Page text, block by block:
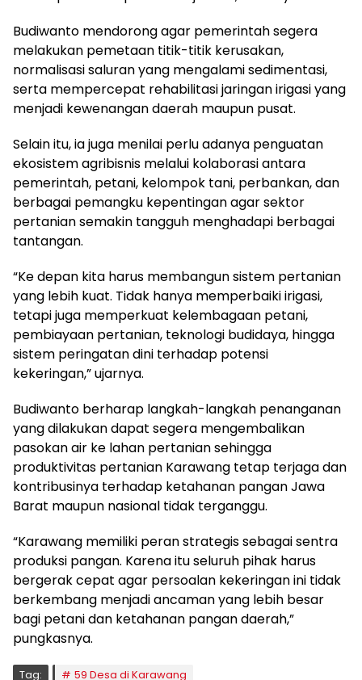
Budiwanto mendorong agar pemerintah segera
melakukan pemetaan titik-titik kerusakan,
normalisasi saluran yang mengalami sedimentasi,
serta mempercepat rehabilitasi jaringan irigasi yang
menjadi kewenangan daerah maupun pusat.
Selain itu, ia juga menilai perlu adanya penguatan
ekosistem agribisnis melalui kolaborasi antara
pemerintah, petani, kelompok tani, perbankan, dan
berbagai pemangku kepentingan agar sektor
pertanian semakin tangguh menghadapi berbagai
tantangan.
“Ke depan kita harus membangun sistem pertanian
yang lebih kuat. Tidak hanya memperbaiki irigasi,
tetapi juga memperkuat kelembagaan petani,
pembiayaan pertanian, teknologi budidaya, hingga
sistem peringatan dini terhadap potensi
kekeringan,” ujarnya.
Budiwanto berharap langkah-langkah penanganan
yang dilakukan dapat segera mengembalikan
pasokan air ke lahan pertanian sehingga
produktivitas pertanian Karawang tetap terjaga dan
kontribusinya terhadap ketahanan pangan Jawa
Barat maupun nasional tidak terganggu.
“Karawang memiliki peran strategis sebagai sentra
produksi pangan. Karena itu seluruh pihak harus
bergerak cepat agar persoalan kekeringan ini tidak
berkembang menjadi ancaman yang lebih besar
bagi petani dan ketahanan pangan daerah,”
pungkasnya.
Tag:
59 Desa di Karawang